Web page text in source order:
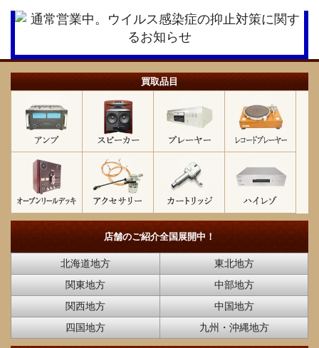
買取品目
店舗のご紹介全国展開中！
北海道地方
東北地方
関東地方
中部地方
関西地方
中国地方
四国地方
九州・沖縄地方